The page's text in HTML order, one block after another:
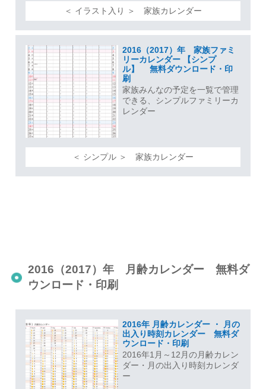
＜ イラスト入り ＞ 家族カレンダー
2016（2017）年 家族ファミ
リーカレンダー 【シンプ
ル】 無料ダウンロード・印
刷
家族みんなの予定を一覧で管理
できる、シンプルファミリーカ
レンダー
＜ シンプル ＞ 家族カレンダー
2016（2017）年 月齢カレンダー 無料ダ
ウンロード・印刷
2016年 月齢カレンダー ・ 月の
出入り時刻カレンダー 無料ダ
ウンロード・印刷
2016年1月～12月の月齢カレン
ダー・月の出入り時刻カレンダ
ー